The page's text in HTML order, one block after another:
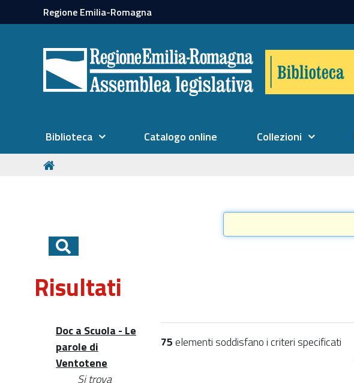
Regione Emilia-Romagna
Biblioteca Catalogo online Collezioni
Risultati
75elementi soddisfano i criteri specificati
Doc a Scuola - Le
parole di
Ventotene
Si trova